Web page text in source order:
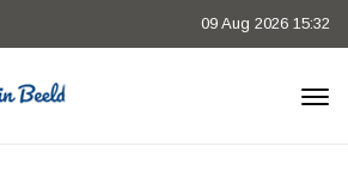
09 Aug 2026 15:32